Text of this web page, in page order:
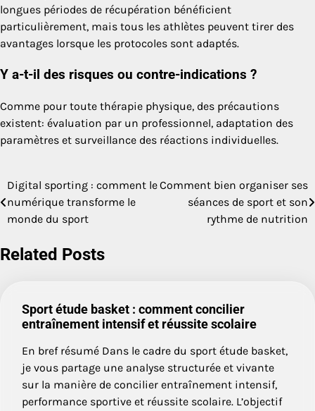
longues périodes de récupération bénéficient
particulièrement, mais tous les athlètes peuvent tirer des
avantages lorsque les protocoles sont adaptés.
Y a-t-il des risques ou contre-indications ?
Comme pour toute thérapie physique, des précautions
existent: évaluation par un professionnel, adaptation des
paramètres et surveillance des réactions individuelles.
Navigation
de
Digital sporting : comment le
numérique transforme le
monde du sport
Comment bien organiser ses
séances de sport et son
rythme de nutrition
Related Posts
Sport étude basket : comment concilier
entraînement intensif et réussite scolaire
En bref résumé Dans le cadre du sport étude basket,
je vous partage une analyse structurée et vivante
sur la manière de concilier entraînement intensif,
performance sportive et réussite scolaire. L’objectif